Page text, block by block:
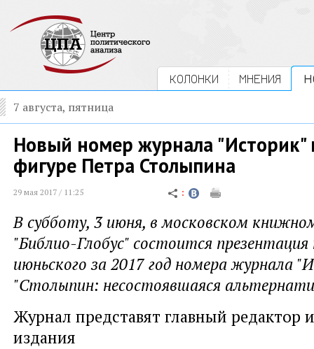
КОЛОНКИ МНЕНИЯ
7 августа, пятница
Новый номер журнала "Историк"
фигуре Петра Столыпина
29 мая 2017 / 11:25
В субботу, 3 июня, в московском
"Библио-Глобус" состоится презентация
июньского за 2017 год номера журнала
"Столыпин: несостоявшаяся
Журнал представят главный редактор
издания